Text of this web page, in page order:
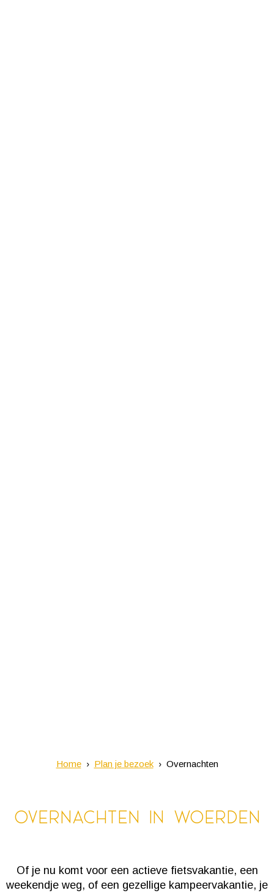
Home Plan je bezoek Overnachten
Overnachten in Woerden
Of je nu komt voor een actieve fietsvakantie, een
weekendje weg, of een gezellige kampeervakantie, je